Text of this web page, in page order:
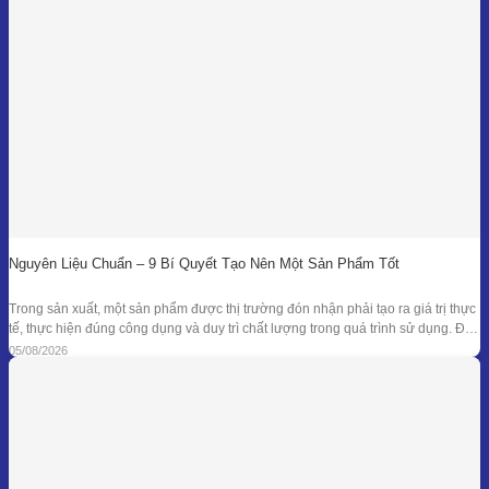
Nguyên Liệu Chuẩn – 9 Bí Quyết Tạo Nên Một Sản Phẩm Tốt
Trong sản xuất, một sản phẩm được thị trường đón nhận phải tạo ra giá trị thực
tế, thực hiện đúng công dụng và duy trì chất lượng trong quá trình sử dụng. Để
đạt được kết quả đó, doanh nghiệp cần kiểm soát đồng bộ từ mục tiêu nghiên
cứu, nguyên liệu, công thức
05/08/2026